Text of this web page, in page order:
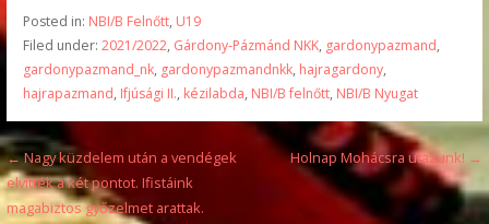
Posted in: NBI/B Felnőtt, U19
Filed under: 2021/2022, Gárdony-Pázmánd NKK, gardonypazmand,
gardonypazmand_nk, gardonypazmandnkk, hajragardony,
hajrapazmand, Ifjúsági II., kézilabda, NBI/B felnőtt, NBI/B Nyugat
Bejegyzés
navigáció
← Nagy küzdelem után a vendégek
elvitték a két pontot. Ifistáink
magabiztos győzelmet arattak.
Holnap Mohácsra utazunk! →